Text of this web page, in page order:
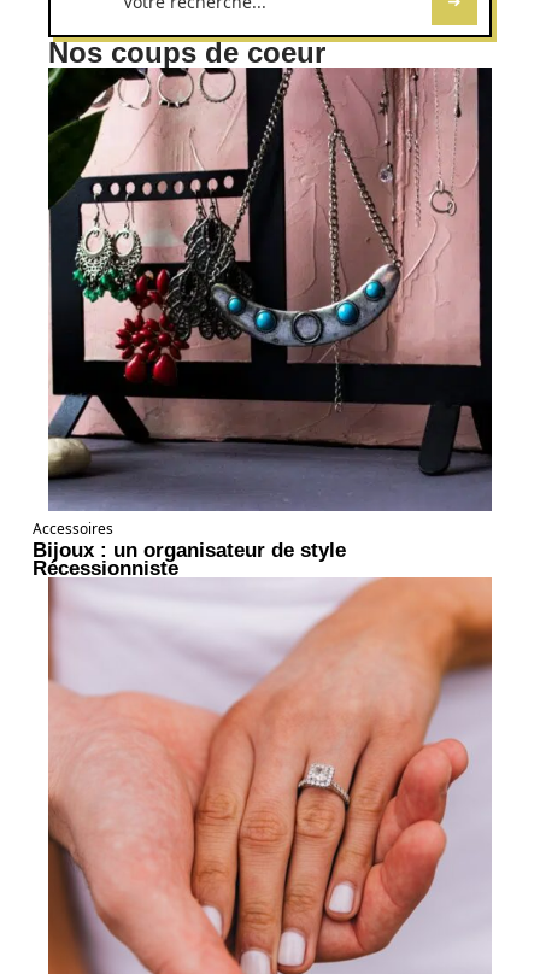
Nos coups de coeur
Accessoires
Bijoux : un organisateur de style
Récessionniste